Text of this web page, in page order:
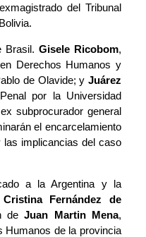
del Tribunal
Brasil. Gisele Ricobom,
Derechos Humanos y
de Olavide; y Juárez
por la Universidad
subprocurador general
el encarcelamiento
implicancias del caso
a la Argentina y la
Cristina Fernández de
deJuan Martin Mena,
Humanos de la provincia